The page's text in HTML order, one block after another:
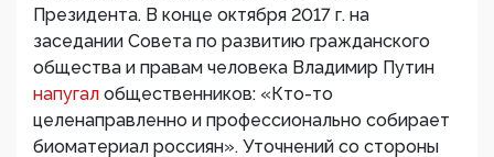
Президента. В конце октября 2017 г. на
заседании Совета по развитию гражданского
общества и правам человека Владимир Путин
напугал общественников: «Кто-то
целенаправленно и профессионально собирает
биоматериал россиян». Уточнений со стороны